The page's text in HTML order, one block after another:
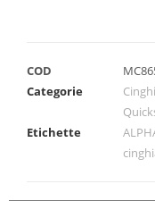
COD
Categorie
Etichette